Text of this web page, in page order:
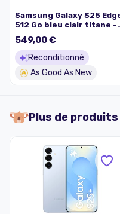
Samsung Galaxy S25
512 Go bleu clair titane -
comme neuf
549,00 €
Reconditionné
As Good As New
Plus de